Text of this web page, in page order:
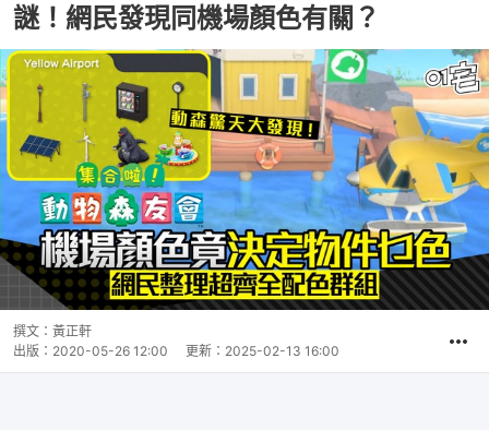
謎！網民發現同機場顏色有關？
撰文： 黃正軒
出版： 2020-05-26 12:00 更新： 2025-02-13 16:00